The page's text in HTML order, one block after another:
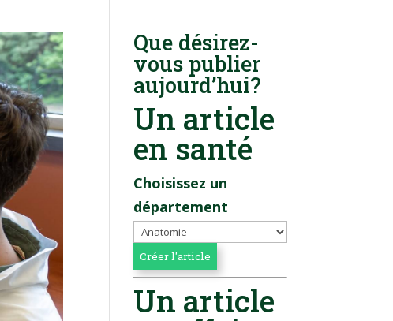
Que désirez-
vous publier
aujourd’hui?
Un article
en santé
Choisissez un
département
Un article